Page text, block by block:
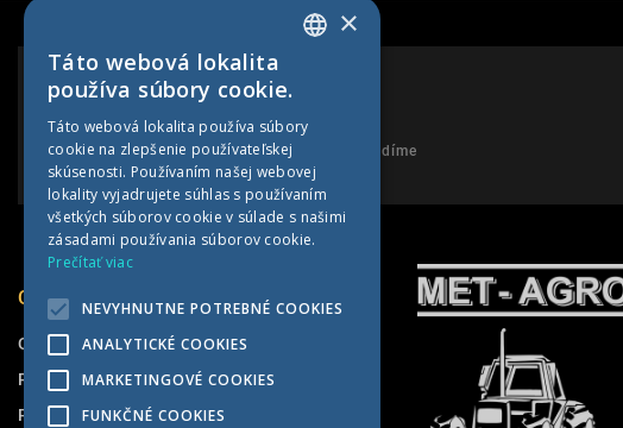
PORADENSTVO
Neváhajte nám zavolať a my Vám poradíme
O SPOLOČNOSTI
O nás
Pneuservis
Predajňa
SLOVAK
GERMAN
HUNGARIAN
×
Táto webová lokalita
používa súbory cookie.
Táto webová lokalita používa súbory
cookie na zlepšenie používateľskej
skúsenosti. Používaním našej webovej
lokality vyjadrujete súhlas s používaním
všetkých súborov cookie v súlade s našimi
zásadami používania súborov cookie.
Prečítať viac
NEVYHNUTNE POTREBNÉ COOKIES
ANALYTICKÉ COOKIES
MARKETINGOVÉ COOKIES
FUNKČNÉ COOKIES